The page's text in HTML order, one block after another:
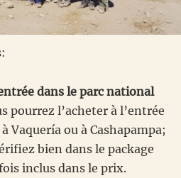
dans le parc national
pourrez l’acheter à l’entrée
Vaquería ou à Cashapampa;
bien dans le package
inclus dans le prix.